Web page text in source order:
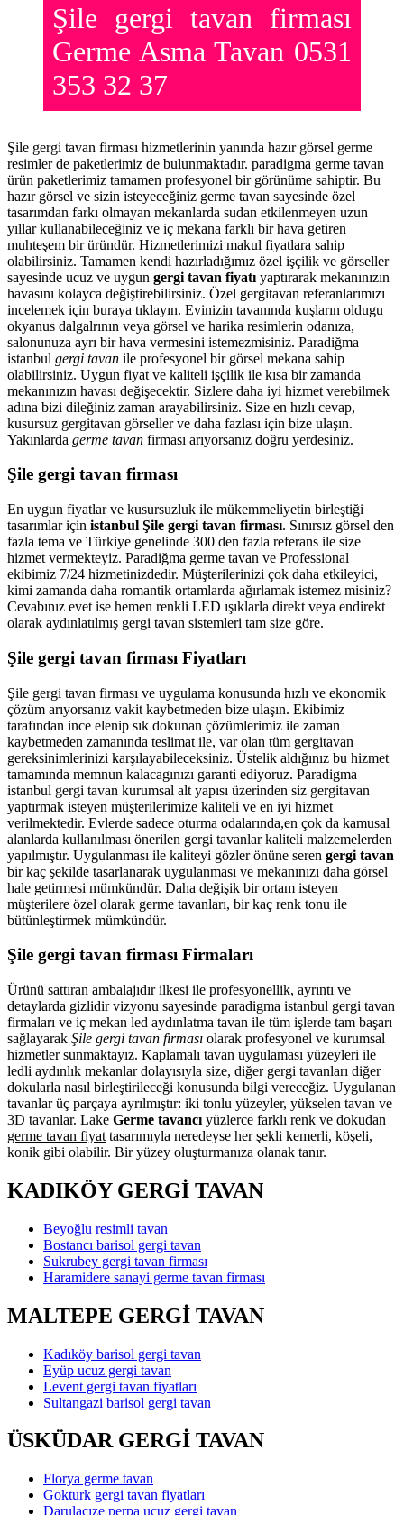
Şile gergi tavan firması
Germe Asma Tavan 0531
353 32 37
Şile gergi tavan firması hizmetlerinin yanında hazır görsel germe
resimler de paketlerimiz de bulunmaktadır. paradigma germe tavan
ürün paketlerimiz tamamen profesyonel bir görünüme sahiptir. Bu
hazır görsel ve sizin isteyeceğiniz germe tavan sayesinde özel
tasarımdan farkı olmayan mekanlarda sudan etkilenmeyen uzun
yıllar kullanabileceğiniz ve iç mekana farklı bir hava getiren
muhteşem bir üründür. Hizmetlerimizi makul fiyatlara sahip
olabilirsiniz. Tamamen kendi hazırladığımız özel işçilik ve görseller
sayesinde ucuz ve uygun gergi tavan fiyatı yaptırarak mekanınızın
havasını kolayca değiştirebilirsiniz. Özel gergitavan referanlarımızı
incelemek için buraya tıklayın. Evinizin tavanında kuşların oldugu
okyanus dalgalrının veya görsel ve harika resimlerin odanıza,
salonunuza ayrı bir hava vermesini istemezmisiniz. Paradiğma
istanbul gergi tavan ile profesyonel bir görsel mekana sahip
olabilirsiniz. Uygun fiyat ve kaliteli işçilik ile kısa bir zamanda
mekanınızın havası değişecektir. Sizlere daha iyi hizmet verebilmek
adına bizi dileğiniz zaman arayabilirsiniz. Size en hızlı cevap,
kusursuz gergitavan görseller ve daha fazlası için bize ulaşın.
Yakınlarda germe tavan firması arıyorsanız doğru yerdesiniz.
Şile gergi tavan firması
En uygun fiyatlar ve kusursuzluk ile mükemmeliyetin birleştiği
tasarımlar için istanbul Şile gergi tavan firması. Sınırsız görsel den
fazla tema ve Türkiye genelinde 300 den fazla referans ile size
hizmet vermekteyiz. Paradiğma germe tavan ve Professional
ekibimiz 7/24 hizmetinizdedir. Müşterilerinizi çok daha etkileyici,
kimi zamanda daha romantik ortamlarda ağırlamak istemez misiniz?
Cevabınız evet ise hemen renkli LED ışıklarla direkt veya endirekt
olarak aydınlatılmış gergi tavan sistemleri tam size göre.
Şile gergi tavan firması Fiyatları
Şile gergi tavan firması ve uygulama konusunda hızlı ve ekonomik
çözüm arıyorsanız vakit kaybetmeden bize ulaşın. Ekibimiz
tarafından ince elenip sık dokunan çözümlerimiz ile zaman
kaybetmeden zamanında teslimat ile, var olan tüm gergitavan
gereksinimlerinizi karşılayabileceksiniz. Üstelik aldığınız bu hizmet
tamamında memnun kalacagınızı garanti ediyoruz. Paradigma
istanbul gergi tavan kurumsal alt yapısı üzerinden siz gergitavan
yaptırmak isteyen müşterilerimize kaliteli ve en iyi hizmet
verilmektedir. Evlerde sadece oturma odalarında,en çok da kamusal
alanlarda kullanılması önerilen gergi tavanlar kaliteli malzemelerden
yapılmıştır. Uygulanması ile kaliteyi gözler önüne seren gergi tavan
bir kaç şekilde tasarlanarak uygulanması ve mekanınızı daha görsel
hale getirmesi mümkündür. Daha değişik bir ortam isteyen
müşterilere özel olarak germe tavanları, bir kaç renk tonu ile
bütünleştirmek mümkündür.
Şile gergi tavan firması Firmaları
Ürünü sattıran ambalajıdır ilkesi ile profesyonellik, ayrıntı ve
detaylarda gizlidir vizyonu sayesinde paradigma istanbul gergi tavan
firmaları ve iç mekan led aydınlatma tavan ile tüm işlerde tam başarı
sağlayarak Şile gergi tavan firması olarak profesyonel ve kurumsal
hizmetler sunmaktayız. Kaplamalı tavan uygulaması yüzeyleri ile
ledli aydınlık mekanlar dolayısıyla size, diğer gergi tavanları diğer
dokularla nasıl birleştirileceği konusunda bilgi vereceğiz. Uygulanan
tavanlar üç parçaya ayrılmıştır: iki tonlu yüzeyler, yükselen tavan ve
3D tavanlar. Lake Germe tavancı yüzlerce farklı renk ve dokudan
germe tavan fiyat tasarımıyla neredeyse her şekli kemerli, köşeli,
konik gibi olabilir. Bir yüzey oluşturmanıza olanak tanır.
KADIKÖY GERGİ TAVAN
Beyoğlu resimli tavan
Bostancı barisol gergi tavan
Sukrubey gergi tavan firması
Haramidere sanayi germe tavan firması
MALTEPE GERGİ TAVAN
Kadıköy barisol gergi tavan
Eyüp ucuz gergi tavan
Levent gergi tavan fiyatları
Sultangazi barisol gergi tavan
ÜSKÜDAR GERGİ TAVAN
Florya germe tavan
Gokturk gergi tavan fiyatları
Darulacıze perpa ucuz gergi tavan